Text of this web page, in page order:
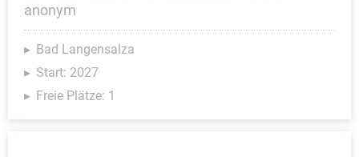
anonym
Bad Langensalza
Start: 2027
Freie Plätze: 1